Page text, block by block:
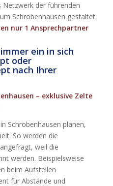
Netzwerk der führenden
Schrobenhausen gestaltet
nur 1 Ansprechpartner
ein in sich
oder
nach Ihrer
– exklusive Zelte
Schrobenhausen planen,
So werden die
weil die
werden. Beispielsweise
beim Aufstellen
für Abstände und